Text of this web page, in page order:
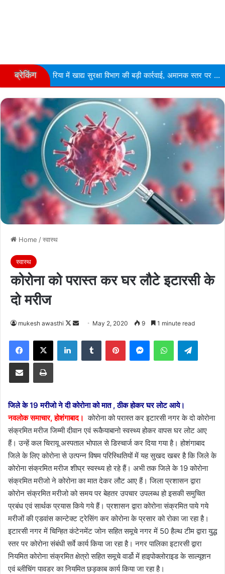
ब्रेकिंग
में खाद्य सुरक्षा विभाग की बड़ी कार्रवाई, अमानक स्तर पर ...
Home /स्वास्थ
स्वास्थ
कोरोना को परास्त कर घर लौटे इटारसी के
दो मरीज
mukesh awasthi
Follow
Send
email
May 2, 2020 9 1 minute read
Facebook
X LinkedInTumblr PinterestMessengerWhatsApp
Share via Email Print
जिले के 19 मरीजो ने दी कोरोना को मात , ठीक होकर घर लोट आये।
नवलोक समाचार, होशंगाबाद। कोरोना को परास्त कर इटारसी नगर के दो कोरोना
संक्रमित मरीज जिम्मी दीवान एवं रूकैयाबानो स्वस्थ्य होकर वापस घर लोट आए
हैं। उन्हें कल चिरायू अस्पताल भोपाल से डिस्चार्ज कर दिया गया है। होशंगाबाद
जिले के लिए कोरोना से उत्पन्न विषम परिस्थितियों में यह सुखद खबर है कि जिले के
कोरोना संक्रमित मरीज शीघ्र स्वस्थ्य हो रहे हैं। अभी तक जिले के 19 कोरोना
संक्रमित मरीजो ने कोरोना का मात देकर लौट आए हैं। जिला प्रशासन द्वारा
कोरोन संक्रमित मरीजो को समय पर बेहतर उपचार उपलब्ध हो इसकी समुचित
प्रबंध एवं सार्थक प्रयास किये गये हैं। प्रशासन द्वारा कोरोना संक्रमित पाये गये
मरीजों की एडवांस कान्टेक्ट ट्रेसिंग कर कोरोना के प्रसार को रोका जा रहा है।
इटारसी नगर में चिन्हित कंटेनमेंट जोन सहित समूचे नगर में 50 हैल्थ टीम द्वारा युद्ध
स्तर पर कोरोना संबंधी सर्वे कार्य किया जा रहा है। नगर पालिका इटारसी द्वारा
नियमित कोरोना संक्रमित क्षेत्रो सहित समूचे वार्डो में हाइपोक्लोराइड के साल्यूशन
एवं ब्लीचिंग पावडर का नियमित छड़काब कार्य किया जा रहा है।